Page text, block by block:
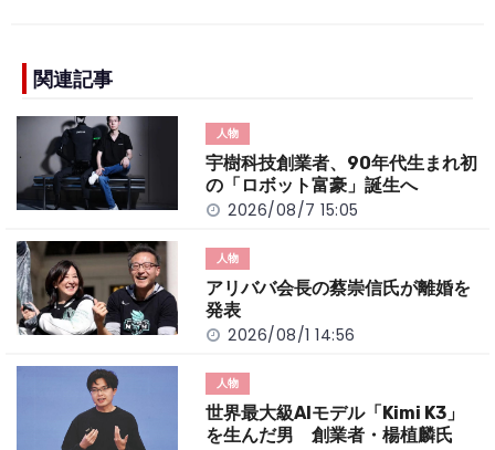
e
b
o
o
k
n
k
関連記事
人物
宇樹科技創業者、90年代生まれ初
の「ロボット富豪」誕生へ
2026/08/7 15:05
人物
アリババ会長の蔡崇信氏が離婚を
発表
2026/08/1 14:56
人物
世界最大級AIモデル「Kimi K3」
を生んだ男 創業者・楊植麟氏